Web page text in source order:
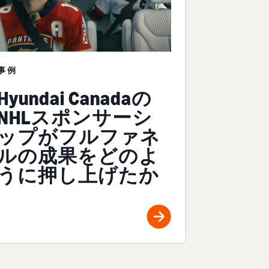
例
Canadaの
スポンサーシ
プがフルファネ
の成果をどのよ
に押し上げたか